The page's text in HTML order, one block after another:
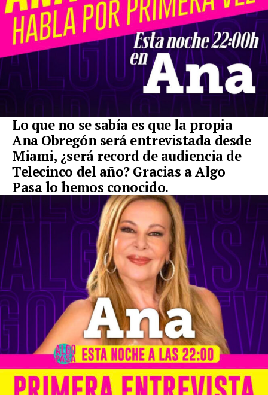
Lo que no se sabía es que la propia
Ana Obregón será entrevistada desde
Miami, ¿será record de audiencia de
Telecinco del año? Gracias a Algo
Pasa lo hemos conocido.